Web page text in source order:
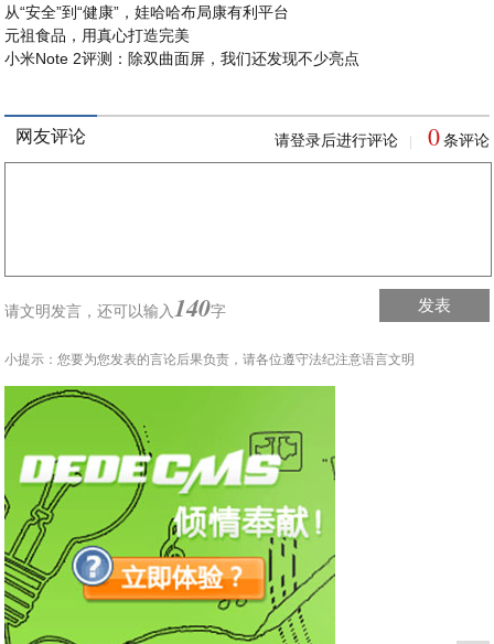
从“安全”到“健康”，娃哈哈布局康有利平台
元祖食品，用真心打造完美
小米Note 2评测：除双曲面屏，我们还发现不少亮点
网友评论 请登录后进行评论 0 条评论
请文明发言，还可以输入140字 发表
小提示：您要为您发表的言论后果负责，请各位遵守法纪注意语言文明